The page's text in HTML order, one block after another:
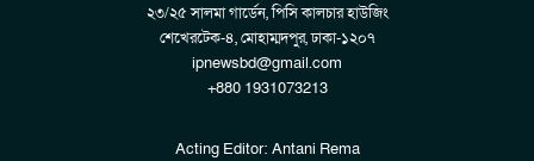
২৩/২৫ সালমা গার্ডেন, পিসি কালচার হাউজিং
শেখেরটেক-৪, মোহাম্মদপুর, ঢাকা-১২০৭
ipnewsbd@gmail.com
+880 1931073213
Acting Editor: Antani Rema